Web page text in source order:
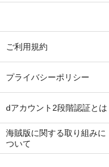
ご利用規約
プライバシーポリシー
dアカウント2段階認証とは
海賊版に関する取り組みに
ついて